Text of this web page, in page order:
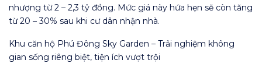
nhượng từ 2 – 2,3 tỷ đồng. Mức giá này hứa hẹn sẽ còn tăng
từ 20 – 30% sau khi cư dân nhận nhà.
Khu căn hộ Phú Đông Sky Garden – Trải nghiệm không
gian sống riêng biệt, tiện ích vượt trội